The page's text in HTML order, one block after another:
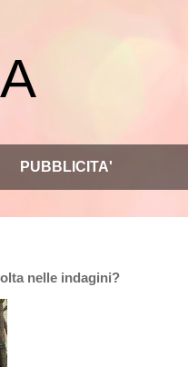
PUBBLICITA'
nelle indagini?